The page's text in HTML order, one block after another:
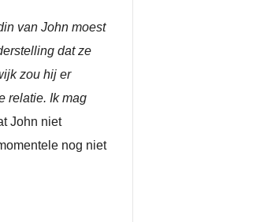
van John moest
dat ze
zou hij er
relatie. Ik mag
John niet
nog niet